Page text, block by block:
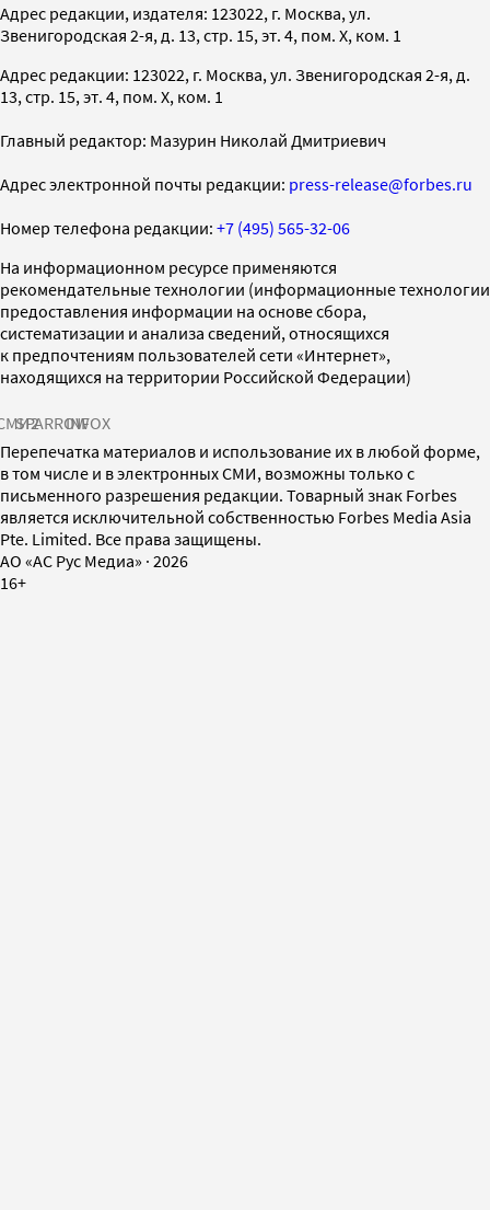
Адрес редакции, издателя: 123022, г. Москва, ул.
Звенигородская 2-я, д. 13, стр. 15, эт. 4, пом. X, ком. 1
Адрес редакции: 123022, г. Москва, ул. Звенигородская 2-я, д.
13, стр. 15, эт. 4, пом. X, ком. 1
Главный редактор: Мазурин Николай Дмитриевич
Адрес электронной почты редакции: press-release@forbes.ru
Номер телефона редакции: +7 (495) 565-32-06
На информационном ресурсе применяются
рекомендательные технологии (информационные технологии
предоставления информации на основе сбора,
систематизации и анализа сведений, относящихся
к предпочтениям пользователей сети «Интернет»,
находящихся на территории Российской Федерации)
SPARROWINFOX
Перепечатка материалов и использование их в любой форме,
в том числе и в электронных СМИ, возможны только с
письменного разрешения редакции. Товарный знак Forbes
является исключительной собственностью Forbes Media Asia
Pte. Limited. Все права защищены.
AO «АС Рус Медиа» · 2026
16+